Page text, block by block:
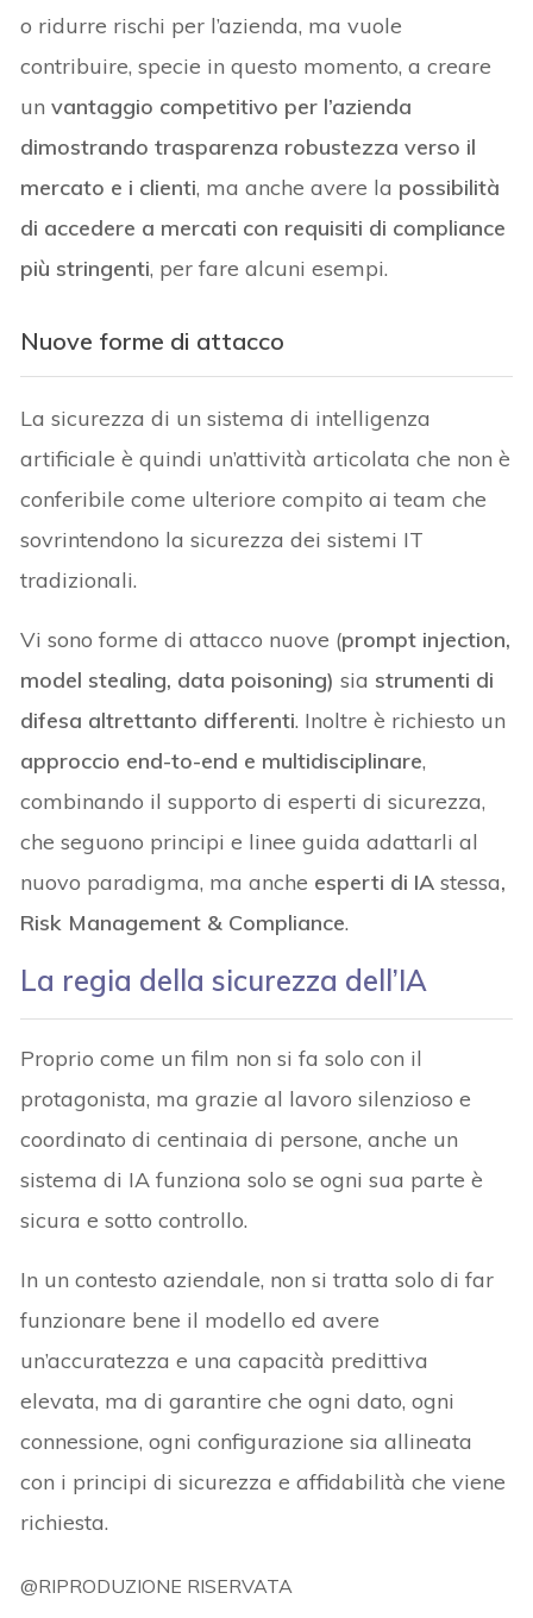
o ridurre rischi per l’azienda, ma vuole
contribuire, specie in questo momento, a creare
un vantaggio competitivo per l’azienda
dimostrando trasparenza robustezza verso il
mercato e i clienti, ma anche avere la possibilità
di accedere a mercati con requisiti di compliance
più stringenti, per fare alcuni esempi.
Nuove forme di attacco
La sicurezza di un sistema di intelligenza
artificiale è quindi un’attività articolata che non è
conferibile come ulteriore compito ai team che
sovrintendono la sicurezza dei sistemi IT
tradizionali.
Vi sono forme di attacco nuove (prompt injection,
model stealing, data poisoning)sia strumenti di
difesa altrettanto differenti. Inoltre è richiesto un
approccio end-to-end e multidisciplinare,
combinando il supporto di esperti di sicurezza,
che seguono principi e linee guida adattarli al
nuovo paradigma, ma anche esperti di IAstessa,
Risk Management & Compliance.
La regia della sicurezza dell’IA
Proprio come un film non si fa solo con il
protagonista, ma grazie al lavoro silenzioso e
coordinato di centinaia di persone, anche un
sistema di IA funziona solo se ogni sua parte è
sicura e sotto controllo.
In un contesto aziendale, non si tratta solo di far
funzionare bene il modello ed avere
un’accuratezza e una capacità predittiva
elevata, ma di garantire che ogni dato, ogni
connessione, ogni configurazione sia allineata
con i principi di sicurezza e affidabilità che viene
richiesta.
@RIPRODUZIONE RISERVATA